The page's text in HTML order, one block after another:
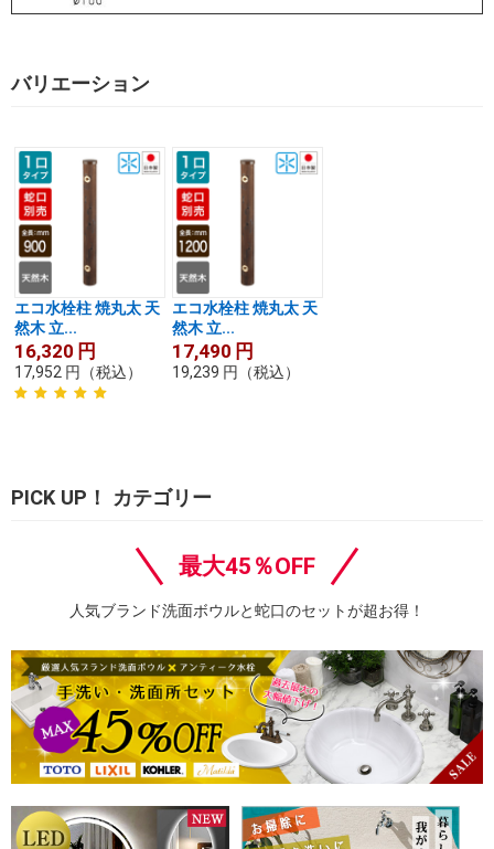
バリエーション
エコ水栓柱 焼丸太 天
然木 立...
16,320 円
17,952 円 （税込）
エコ水栓柱 焼丸太 天
然木 立...
17,490 円
19,239 円 （税込）
PICK UP！ カテゴリー
最大45％OFF
人気ブランド洗面ボウルと蛇口のセットが超お得！